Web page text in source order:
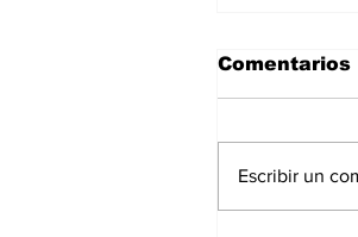
Comentarios
Escribir un